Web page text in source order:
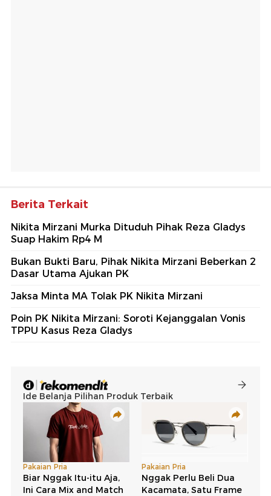
Berita Terkait
Nikita Mirzani Murka Dituduh Pihak Reza Gladys
Suap Hakim Rp4 M
Bukan Bukti Baru, Pihak Nikita Mirzani Beberkan 2
Dasar Utama Ajukan PK
Jaksa Minta MA Tolak PK Nikita Mirzani
Poin PK Nikita Mirzani: Soroti Kejanggalan Vonis
TPPU Kasus Reza Gladys